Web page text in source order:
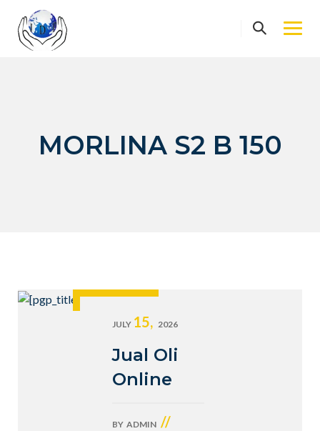
content
MORLINA S2 B 150
JULY 15, 2026
Jual Oli
Online
BY ADMIN //